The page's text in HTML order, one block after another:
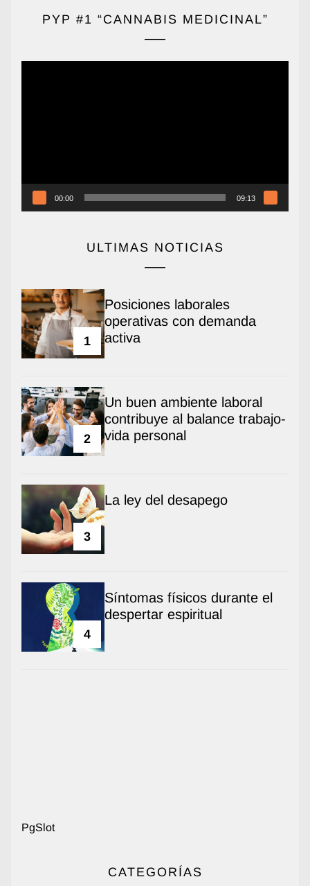
PYP #1 “CANNABIS MEDICINAL”
00:00 09:13
ULTIMAS NOTICIAS
1
Posiciones laborales
operativas con demanda
activa
2
Un buen ambiente laboral
contribuye al balance trabajo-
vida personal
3
La ley del desapego
4
Síntomas físicos durante el
despertar espiritual
PgSlot
CATEGORÍAS